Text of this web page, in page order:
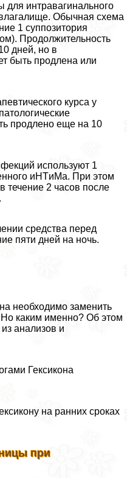
для интравaгинального
Обычная схема
1 суппозитория
Продолжительность
дней, но в
быть продлена или
курса у
продлено еще на 10
используют 1
иHTиMа. При этом
течение 2 часов после
средства перед
пяти дней на ночь.
необходимо заменить
каким именно? Об этом
анализов и
Гексикона
на ранних сроках
при